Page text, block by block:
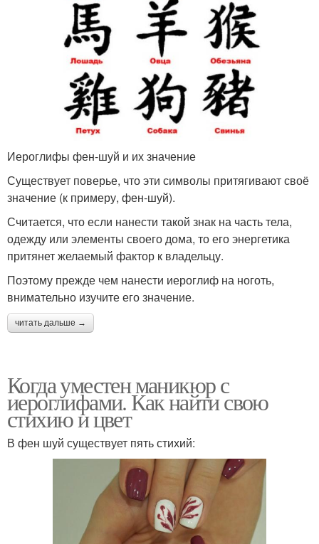
Иероглифы фен-шуй и их значение
Существует поверье, что эти символы притягивают своё
значение (к примеру, фен-шуй).
Считается, что если нанести такой знак на часть тела,
одежду или элементы своего дома, то его энергетика
притянет желаемый фактор к владельцу.
Поэтому прежде чем нанести иероглиф на ноготь,
внимательно изучите его значение.
читать дальше →
Когда уместен маникюр с
иероглифами. Как найти свою
стихию и цвет
В фен шуй существует пять стихий: